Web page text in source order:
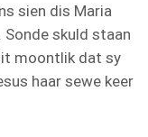
sien dis Maria
Sonde skuld staan
moontlik dat sy
haar sewe keer